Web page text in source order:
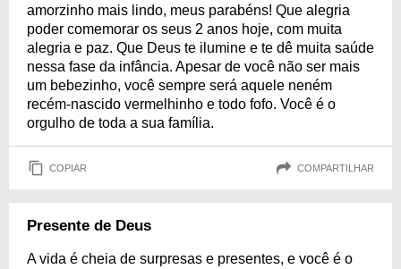
amorzinho mais lindo, meus parabéns! Que alegria
poder comemorar os seus 2 anos hoje, com muita
alegria e paz. Que Deus te ilumine e te dê muita saúde
nessa fase da infância. Apesar de você não ser mais
um bebezinho, você sempre será aquele neném
recém-nascido vermelhinho e todo fofo. Você é o
orgulho de toda a sua família.
COPIAR COMPARTILHAR
Presente de Deus
A vida é cheia de surpresas e presentes, e você é o